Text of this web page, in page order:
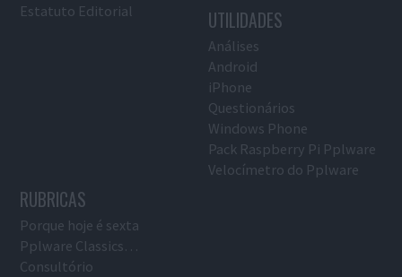
Estatuto Editorial
UTILIDADES
Análises
Android
iPhone
Questionários
Windows Phone
Pack Raspberry Pi Pplware
Velocímetro do Pplware
RUBRICAS
Porque hoje é sexta
Pplware Classics…
Consultório